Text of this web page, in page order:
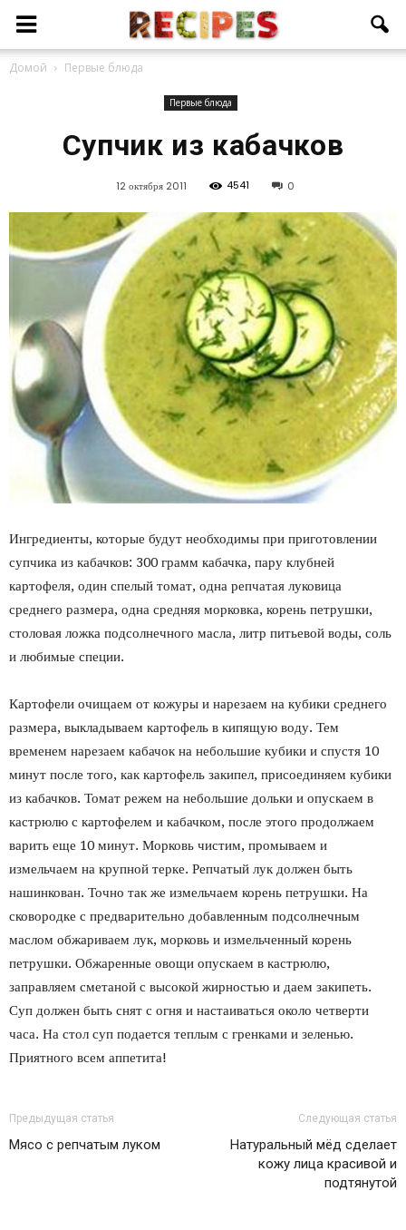
Домой Первые блюда
Первые блюда
Супчик из кабачков
12 октября 2011 4541 0
Ингредиенты, которые будут необходимы при приготовлении
супчика из кабачков: 300 грамм кабачка, пару клубней
картофеля, один спелый томат, одна репчатая луковица
среднего размера, одна средняя морковка, корень петрушки,
столовая ложка подсолнечного масла, литр питьевой воды, соль
и любимые специи.
Картофели очищаем от кожуры и нарезаем на кубики среднего
размера, выкладываем картофель в кипящую воду. Тем
временем нарезаем кабачок на небольшие кубики и спустя 10
минут после того, как картофель закипел, присоединяем кубики
из кабачков. Томат режем на небольшие дольки и опускаем в
кастрюлю с картофелем и кабачком, после этого продолжаем
варить еще 10 минут. Морковь чистим, промываем и
измельчаем на крупной терке. Репчатый лук должен быть
нашинкован. Точно так же измельчаем корень петрушки. На
сковородке с предварительно добавленным подсолнечным
маслом обжариваем лук, морковь и измельченный корень
петрушки. Обжаренные овощи опускаем в кастрюлю,
заправляем сметаной с высокой жирностью и даем закипеть.
Суп должен быть снят с огня и настаиваться около четверти
часа. На стол суп подается теплым с гренками и зеленью.
Приятного всем аппетита!
Предыдущая статья
Мясо с репчатым луком
Следующая статья
Натуральный мёд сделает
кожу лица красивой и
подтянутой